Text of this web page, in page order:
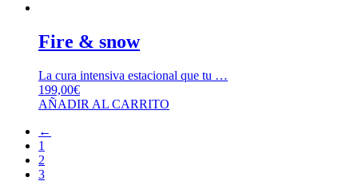
Fire & snow
La cura intensiva estacional que tu …
199,00€
AÑADIR AL CARRITO
←
1
2
3